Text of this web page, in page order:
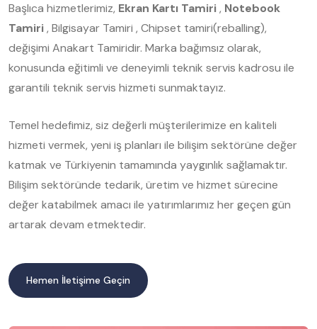
Başlıca hizmetlerimiz, Ekran Kartı Tamiri, Notebook
Tamiri, Bilgisayar Tamiri , Chipset tamiri(reballing),
değişimi Anakart Tamiridir. Marka bağımsız olarak,
konusunda eğitimli ve deneyimli teknik servis kadrosu ile
garantili teknik servis hizmeti sunmaktayız.
Temel hedefimiz, siz değerli müşterilerimize en kaliteli
hizmeti vermek, yeni iş planları ile bilişim sektörüne değer
katmak ve Türkiyenin tamamında yaygınlık sağlamaktır.
Bilişim sektöründe tedarik, üretim ve hizmet sürecine
değer katabilmek amacı ile yatırımlarımız her geçen gün
artarak devam etmektedir.
Hemen İletişime Geçin